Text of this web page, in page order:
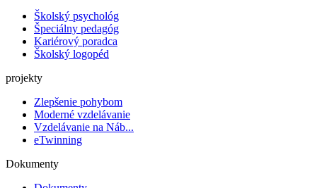
Školský psychológ
Špeciálny pedagóg
Kariérový poradca
Školský logopéd
projekty
Zlepšenie pohybom
Moderné vzdelávanie
Vzdelávanie na Náb...
eTwinning
Dokumenty